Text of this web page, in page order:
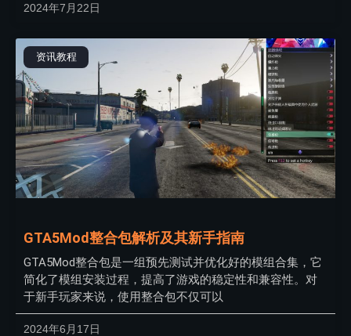
2024年7月22日
资讯教程
GTA5Mod整合包解析及其新手指南
GTA5Mod整合包是一组预先测试并优化好的模组合集，它
简化了模组安装过程，提高了游戏的稳定性和兼容性。对
于新手玩家来说，使用整合包不仅可以
2024年6月17日